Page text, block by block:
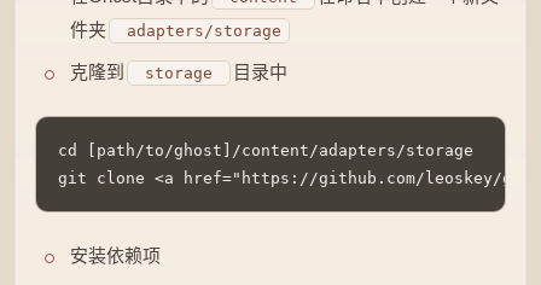
件夹
adapters/storage
克隆到 storage 目录中
cd [path/to/ghost]/content/adapters/storage
git clone <a href="https://github.com/leoskey/
安装依赖项